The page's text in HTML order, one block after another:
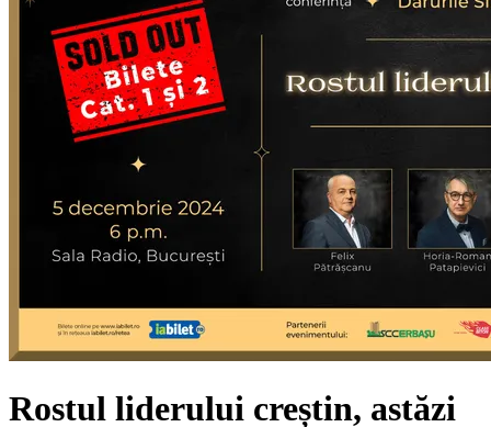
Rostul liderului creștin, astăzi